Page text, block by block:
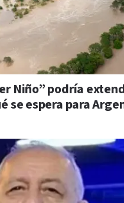
Niño” podría
se espera para